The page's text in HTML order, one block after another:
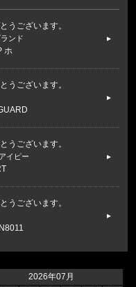
2026年07月
うございます。
ンド
ホ
うございます。
うございます。
イピー
うございます。
ンド